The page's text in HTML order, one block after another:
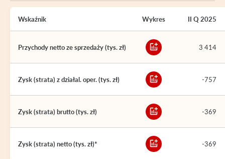
Wskaźnik Wykres II Q 2025
Przychody netto ze sprzedaży (tys. zł) 3 414
Zysk (strata) z działal. oper. (tys. zł) -757
Zysk (strata) brutto (tys. zł) -369
Zysk (strata) netto (tys. zł)* -369